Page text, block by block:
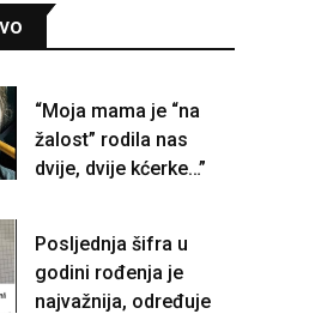
“Moja mama je “na
žalost” rodila nas
dvije, dvije kćerke…”
Posljednja šifra u
godini rođenja je
najvažnija, određuje